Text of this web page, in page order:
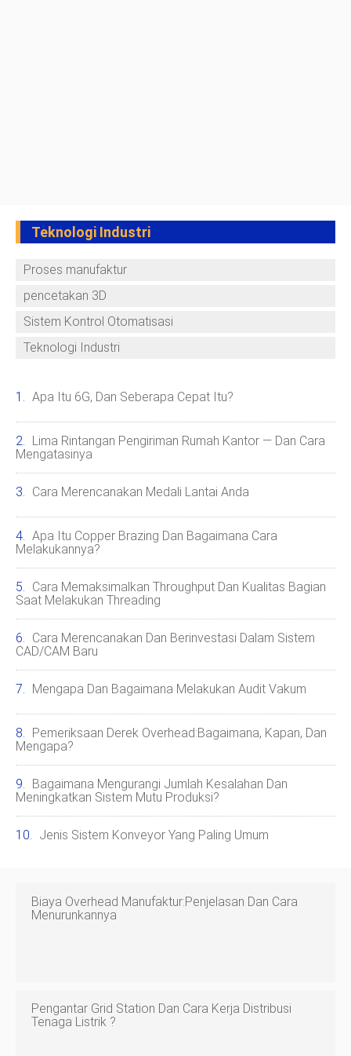
Teknologi Industri
Proses manufaktur
pencetakan 3D
Sistem Kontrol Otomatisasi
Teknologi Industri
Apa Itu 6G, Dan Seberapa Cepat Itu?
Lima Rintangan Pengiriman Rumah Kantor — Dan Cara
Mengatasinya
Cara Merencanakan Medali Lantai Anda
Apa Itu Copper Brazing Dan Bagaimana Cara
Melakukannya?
Cara Memaksimalkan Throughput Dan Kualitas Bagian
Saat Melakukan Threading
Cara Merencanakan Dan Berinvestasi Dalam Sistem
CAD/CAM Baru
Mengapa Dan Bagaimana Melakukan Audit Vakum
Pemeriksaan Derek Overhead:Bagaimana, Kapan, Dan
Mengapa?
Bagaimana Mengurangi Jumlah Kesalahan Dan
Meningkatkan Sistem Mutu Produksi?
Jenis Sistem Konveyor Yang Paling Umum
Biaya Overhead Manufaktur:Penjelasan Dan Cara
Menurunkannya
Pengantar Grid Station Dan Cara Kerja Distribusi
Tenaga Listrik ?